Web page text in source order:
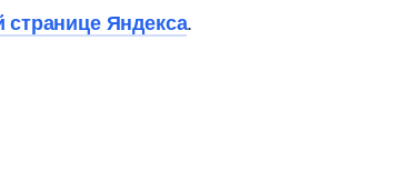
странице Яндекса.